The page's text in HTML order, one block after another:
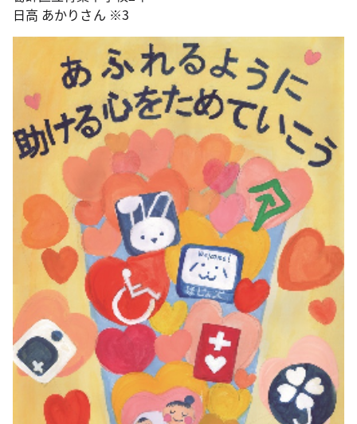
日高 あかりさん ※3